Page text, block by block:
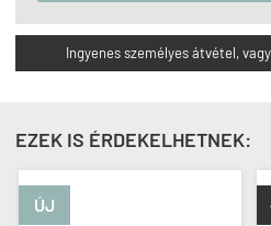
Ingyenes személyes átvétel,
EZEK IS ÉRDEKELHETNEK:
ÚJ